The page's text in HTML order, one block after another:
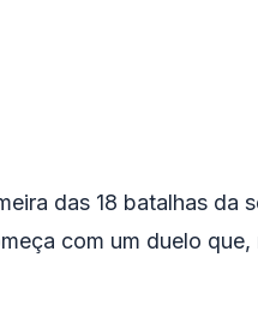
das 18 batalhas da
com um duelo